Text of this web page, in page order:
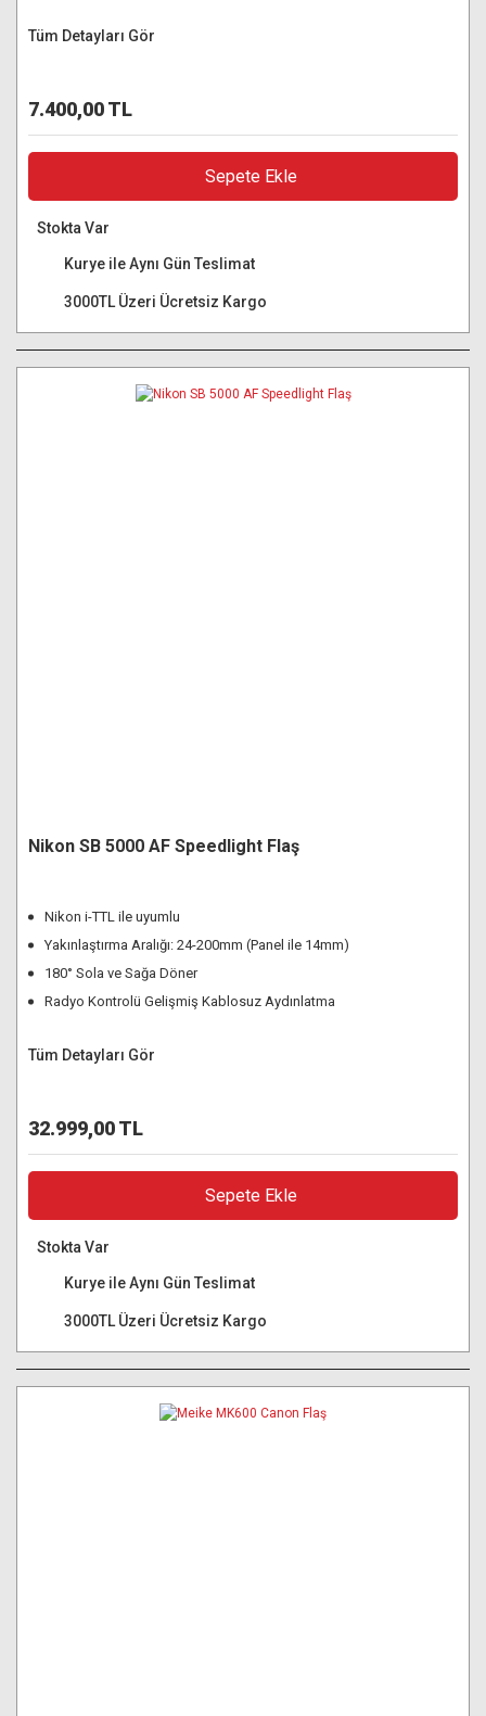
Tüm Detayları Gör
7.400,00 TL
Sepete Ekle
Stokta Var
Kurye ile Aynı Gün Teslimat
3000TL Üzeri Ücretsiz Kargo
Nikon SB 5000 AF Speedlight Flaş
Nikon i-TTL ile uyumlu
Yakınlaştırma Aralığı: 24-200mm (Panel ile 14mm)
180° Sola ve Sağa Döner
Radyo Kontrolü Gelişmiş Kablosuz Aydınlatma
Tüm Detayları Gör
32.999,00 TL
Sepete Ekle
Stokta Var
Kurye ile Aynı Gün Teslimat
3000TL Üzeri Ücretsiz Kargo